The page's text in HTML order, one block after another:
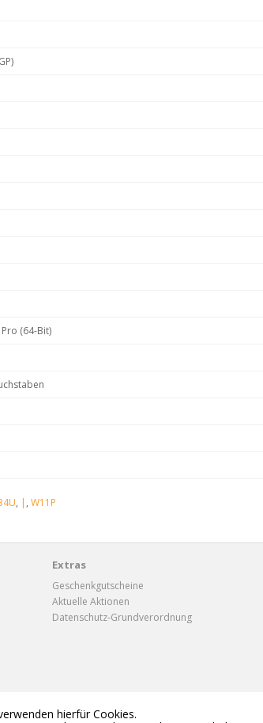
(64-Bit)
, | , W11P
hierfür Cookies.
Extras
Geschenkgutscheine
Aktuelle Aktionen
Datenschutz-Grundverordnung